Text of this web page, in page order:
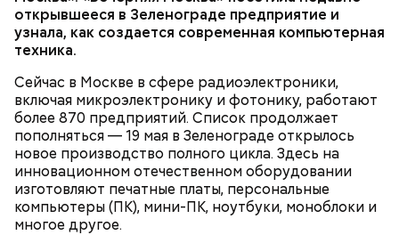
открывшееся в Зеленограде предприятие и
узнала, как создается современная компьютерная
техника.
Сейчас в Москве в сфере радиоэлектроники,
включая микроэлектронику и фотонику, работают
более 870 предприятий. Список продолжает
пополняться — 19 мая в Зеленограде открылось
новое производство полного цикла. Здесь на
инновационном отечественном оборудовании
изготовляют печатные платы, персональные
компьютеры (ПК), мини-ПК, ноутбуки, моноблоки и
многое другое.
Позднее им на смену пришли шарманщики. Их
стало особенно много после Отечественной войны
1812 года. В тот период они были такой же
неотъемлемой частью городской жизни, как и
скоморохи до них. Монотонные и печальные звуки
шарманки можно было услышать в самых
оживленных местах города: на Арбате, Тверской,
Пресне и в Хамовниках. Вокруг них всегда
собирались толпы.
бульвар, а затем — Девичье поле. В программу
мероприятий входили не только музыкальные
выступления, но и комические пьесы, кукольные